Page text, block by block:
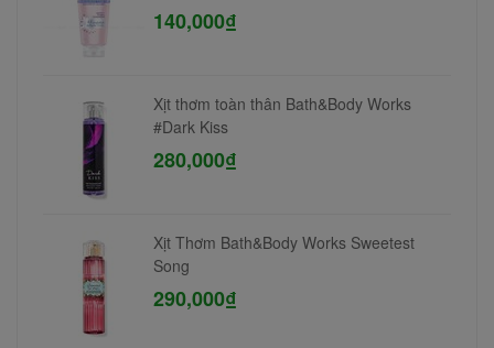
140,000₫
Xịt thơm toàn thân Bath&Body Works
#Dark Kiss
280,000₫
Xịt Thơm Bath&Body Works Sweetest
Song
290,000₫